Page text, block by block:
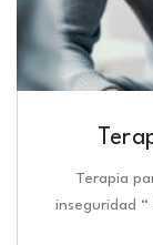
Terapia
inseguridad “